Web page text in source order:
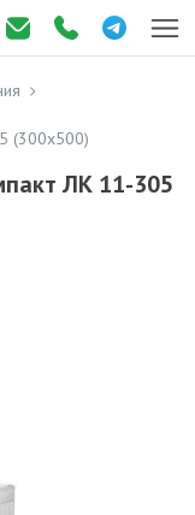
(300х500)
ЛК 11-305